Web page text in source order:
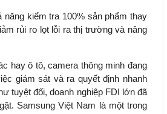
kiểm tra 100% sản phẩm thay
rủi ro lọt lỗi ra thị trường và nâng
hay ô tô, camera thông minh đang
giám sát và ra quyết định nhanh
tuyệt đối, doanh nghiệp FDI lớn đã
Samsung Việt Nam là một trong
Việc sử dụng hiệu quả chính
sách tài khóa không chỉ mang ý
nghĩa hỗ trợ ngắn hạn mà còn